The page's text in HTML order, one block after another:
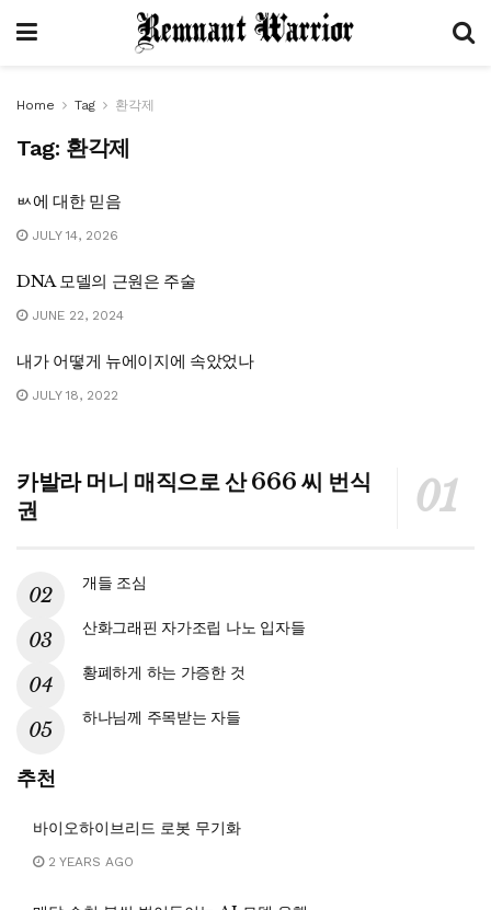
Home Tag 환각제
Tag: 환각제
ㅄ에 대한 믿음
JULY 14, 2026
DNA 모델의 근원은 주술
JUNE 22, 2024
내가 어떻게 뉴에이지에 속았었나
JULY 18, 2022
카발라 머니 매직으로 산 666 씨 번식
권
개들 조심
산화그래핀 자가조립 나노 입자들
황폐하게 하는 가증한 것
하나님께 주목받는 자들
추천
바이오하이브리드 로봇 무기화
2 YEARS AGO